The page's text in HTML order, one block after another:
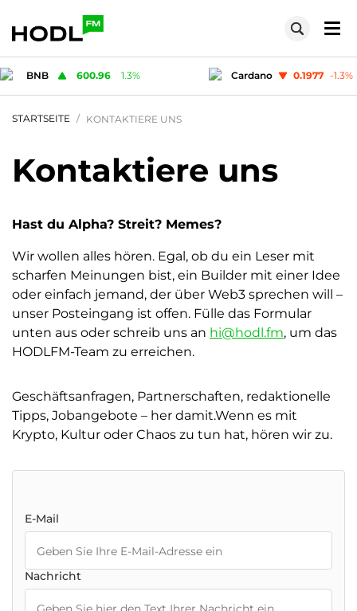
BNB 600.96 1.3% Cardano 0.1977 -1.3%
STARTSEITE KONTAKTIERE UNS
Kontaktiere uns
Hast du Alpha? Streit? Memes?
Wir wollen alles hören. Egal, ob du ein Leser mit
scharfen Meinungen bist, ein Builder mit einer Idee
oder einfach jemand, der über Web3 sprechen will –
unser Posteingang ist offen. Fülle das Formular
unten aus oder schreib uns an hi@hodl.fm, um das
HODLFM-Team zu erreichen.
Geschäftsanfragen, Partnerschaften, redaktionelle
Tipps, Jobangebote – her damit.Wenn es mit
Krypto, Kultur oder Chaos zu tun hat, hören wir zu.
E-Mail
Nachricht